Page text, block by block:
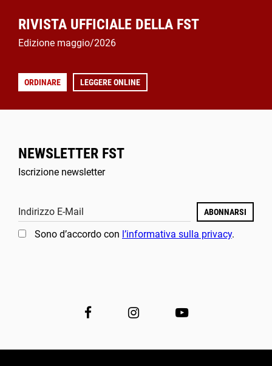
RIVISTA UFFICIALE DELLA FST
Edizione maggio/2026
ORDINARE LEGGERE ONLINE
NEWSLETTER FST
Iscrizione newsletter
Indirizzo E-Mail ABONNARSI
Sono d’accordo con l’informativa sulla privacy.